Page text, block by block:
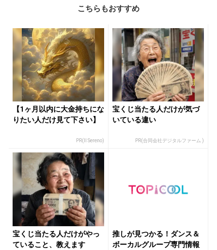
こちらもおすすめ
【1ヶ月以内に大金持ちにな
りたい人だけ見て下さい】
PR(Il Sereno)
宝くじ当たる人だけが気づ
いている違い
PR(合同会社デジタルファーム )
宝くじ当たる人だけがやっ
ていること、教えます
推しが見つかる！ダンス＆
ボーカルグループ専門情報